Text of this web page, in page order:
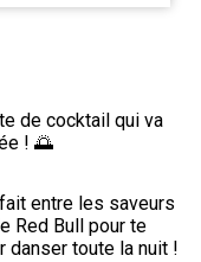
de cocktail qui va
! 🌅
entre les saveurs
Red Bull pour te
danser toute la nuit !